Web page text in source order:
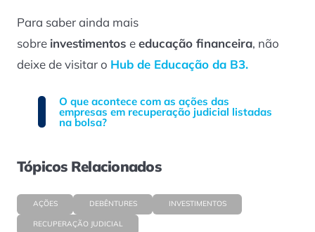
Para saber ainda mais
sobre investimentos eeducação financeira, não
deixe de visitar o Hub de Educação da B3.
O que acontece com as ações das
empresas em recuperação judicial listadas
na bolsa?
Tópicos Relacionados
AÇÕES DEBÊNTURES INVESTIMENTOS
RECUPERAÇÃO JUDICIAL